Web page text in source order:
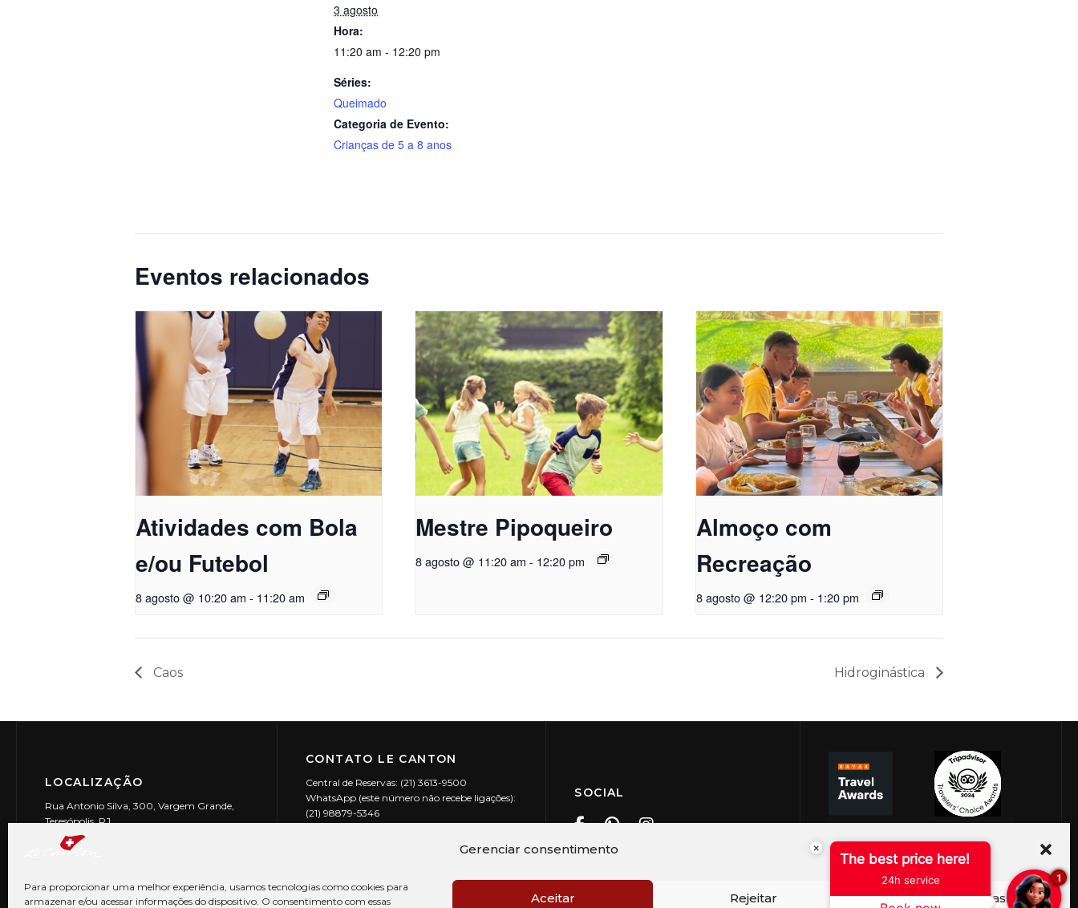
Gerenciar consentimento
Para proporcionar uma melhor experiência, usamos tecnologias como cookies para
armazenar e/ou acessar informações do dispositivo. O consentimento com essas
Aceitar Rejeitar Ver preferências
3 agosto
Hora:
11:20 am - 12:20 pm
Séries:
Queimado
Categoria de Evento:
Crianças de 5 a 8 anos
Eventos relacionados
Atividades com Bola
e/ou Futebol
8 agosto @ 10:20 am - 11:20 am
Mestre Pipoqueiro
8 agosto @ 11:20 am - 12:20 pm
Almoço com
Recreação
8 agosto @ 12:20 pm - 1:20 pm
Caos Hidroginástica
LOCALIZAÇÃO
Rua Antonio Silva, 300, Vargem Grande,
Teresópolis, RJ
CEP: 25990-150
CONTATO LE CANTON
Central de Reservas: (21) 3613-9500
WhatsApp (este número não recebe ligações):
(21) 98879-5346
SOCIAL
×
The best price here!
24h service 1